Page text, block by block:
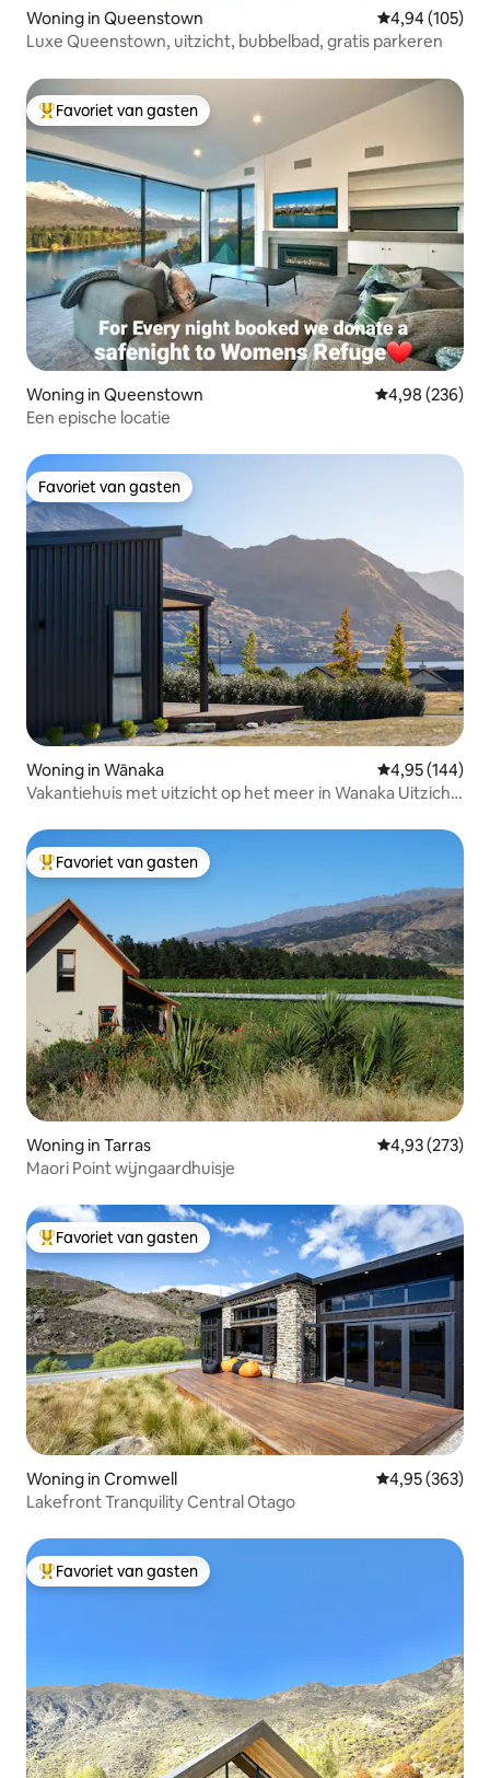
Woning in Queenstown Gemiddelde
4,94 (105)
Luxe Queenstown, uitzicht, bubbelbad, gratis parkeren
Topfavoriet van gasten
Favoriet van gasten
Woning in Queenstown Gemiddelde
4,98 (236)
Een epische locatie
Favoriet van gasten
Favoriet van gasten
Woning in Wānaka Gemiddelde
4,95 (144)
Vakantiehuis met uitzicht op het meer in Wanaka Uitzicht
Topfavoriet van gasten
Favoriet van gasten
Woning in Tarras Gemiddelde
4,93 (273)
Maori Point wijngaardhuisje
Topfavoriet van gasten
Favoriet van gasten
Woning in Cromwell Gemiddelde
4,95 (363)
Lakefront Tranquility Central Otago
Topfavoriet van gasten
Favoriet van gasten